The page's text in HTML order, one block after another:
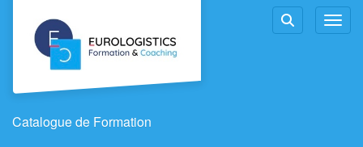
Aller au menu principal
Aller au contenu principal
Personnaliser l'interface
Rechercher
Catalogue de Formation